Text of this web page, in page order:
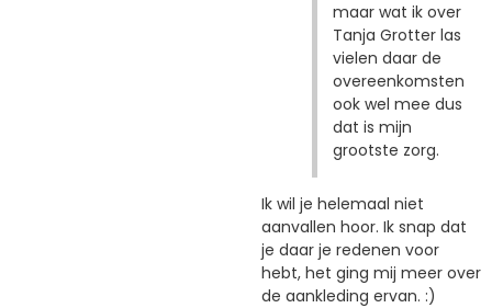
maar wat ik over
Tanja Grotter las
vielen daar de
overeenkomsten
ook wel mee dus
dat is mijn
grootste zorg.
Ik wil je helemaal niet
aanvallen hoor. Ik snap dat
je daar je redenen voor
hebt, het ging mij meer over
de aankleding ervan. :)